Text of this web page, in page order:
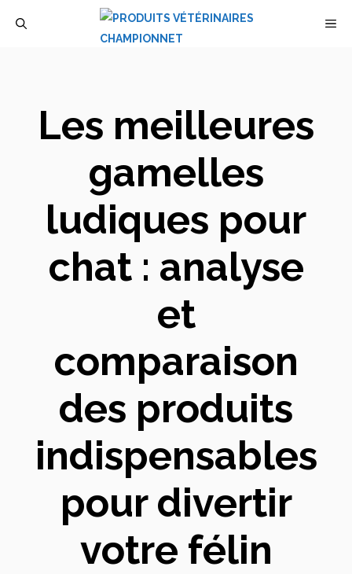
Les meilleures
gamelles
ludiques pour
chat : analyse
et
comparaison
des produits
indispensables
pour divertir
votre félin